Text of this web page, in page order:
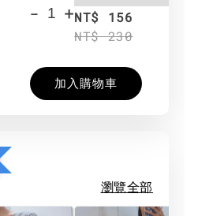
- +NT$ 156
NT$ 230
加入購物車
瀏覽全部